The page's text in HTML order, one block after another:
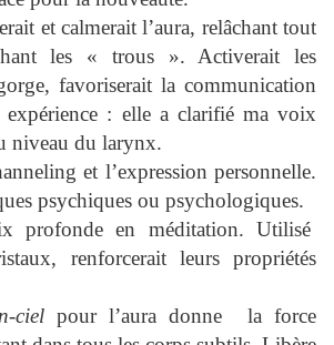
et calmerait l’aura, relâchant tout
les « trous ». Activerait les
favoriserait la communication
expérience : elle a clarifié ma voix
niveau du larynx.
et l’expression personnelle.
psychiques ou psychologiques.
profonde en méditation. Utilisé
renforcerait leurs propriétés
cielpour l’aura donne la force